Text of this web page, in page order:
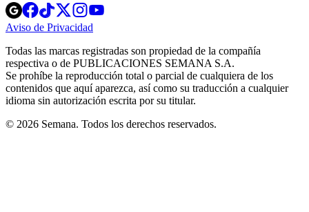
Opens
in
new
Opens
in
new
Opens
in
new
window
Opens
new
windowwindow
Aviso de Privacidad
new
window
Todas las marcas registradas son propiedad de la compañía
respectiva o de PUBLICACIONES SEMANA S.A.
Se prohíbe la reproducción total o parcial de cualquiera de los
contenidos que aquí aparezca, así como su traducción a cualquier
idioma sin autorización escrita por su titular.
© 2026 Semana. Todos los derechos reservados.